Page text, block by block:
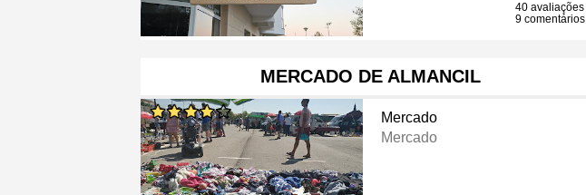
40 avaliações
9 comentários
MERCADO DE ALMANCIL
Mercado
Mercado